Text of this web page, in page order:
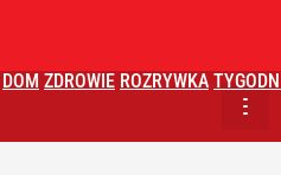
DOM ZDROWIE ROZRYWKA